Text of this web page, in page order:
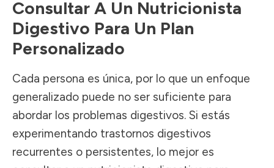
Consultar A Un Nutricionista
Digestivo Para Un Plan
Personalizado
Cada persona es única, por lo que un enfoque
generalizado puede no ser suficiente para
abordar los problemas digestivos. Si estás
experimentando trastornos digestivos
recurrentes o persistentes, lo mejor es